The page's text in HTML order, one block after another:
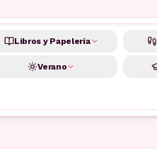
Libros y Papelería
Verano